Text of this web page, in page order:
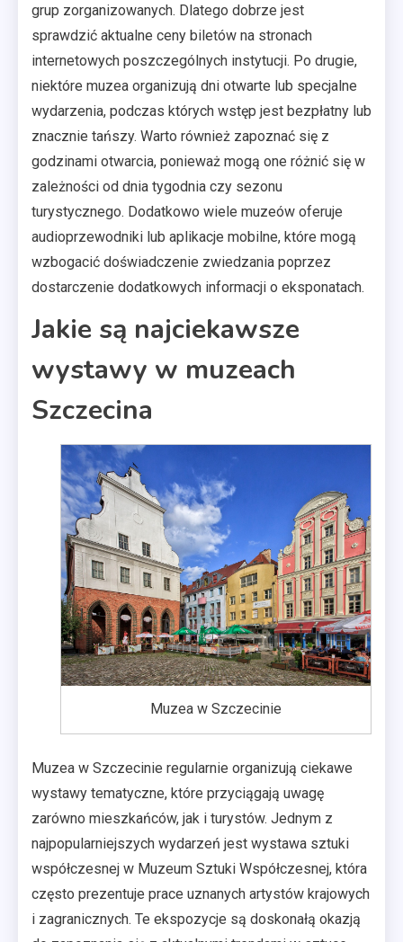
grup zorganizowanych. Dlatego dobrze jest
sprawdzić aktualne ceny biletów na stronach
internetowych poszczególnych instytucji. Po drugie,
niektóre muzea organizują dni otwarte lub specjalne
wydarzenia, podczas których wstęp jest bezpłatny lub
znacznie tańszy. Warto również zapoznać się z
godzinami otwarcia, ponieważ mogą one różnić się w
zależności od dnia tygodnia czy sezonu
turystycznego. Dodatkowo wiele muzeów oferuje
audioprzewodniki lub aplikacje mobilne, które mogą
wzbogacić doświadczenie zwiedzania poprzez
dostarczenie dodatkowych informacji o eksponatach.
Jakie są najciekawsze
wystawy w muzeach
Szczecina
Muzea w Szczecinie
Muzea w Szczecinie regularnie organizują ciekawe
wystawy tematyczne, które przyciągają uwagę
zarówno mieszkańców, jak i turystów. Jednym z
najpopularniejszych wydarzeń jest wystawa sztuki
współczesnej w Muzeum Sztuki Współczesnej, która
często prezentuje prace uznanych artystów krajowych
i zagranicznych. Te ekspozycje są doskonałą okazją